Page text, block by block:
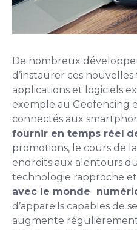
De nombreux
d’instaurer ces
applications et logiciels
exemple au Geofencing
connectés aux
fournir en temps réel
promotions, le cours de
endroits aux alentours
technologie rapproche et
avec le monde
d’appareils capables de
augmente